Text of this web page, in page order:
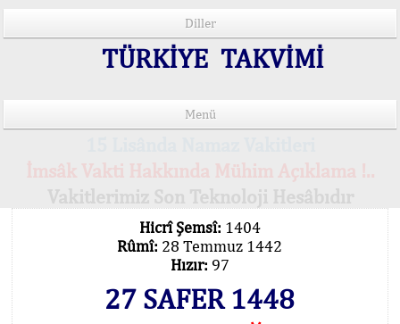
Diller
TÜRKİYE TAKVİMİ
Menü
Hicrî Şemsî: 1404
Rûmî: 28 Temmuz 1442
Hızır: 97
27 SAFER 1448